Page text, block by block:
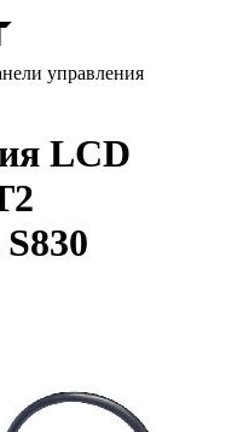
управления
LCD